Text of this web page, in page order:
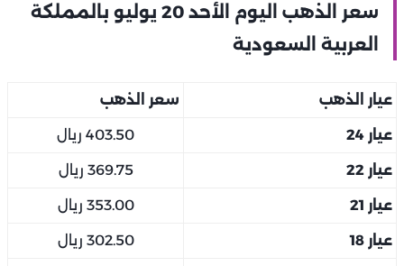
سعر الذهب اليوم الأحد 20 يوليو بالمملكة
العربية السعودية
عيار الذهب سعر الذهب
عيار 24 403.50 ريال
عيار 22 369.75 ريال
عيار 21 353.00 ريال
عيار 18 302.50 ريال